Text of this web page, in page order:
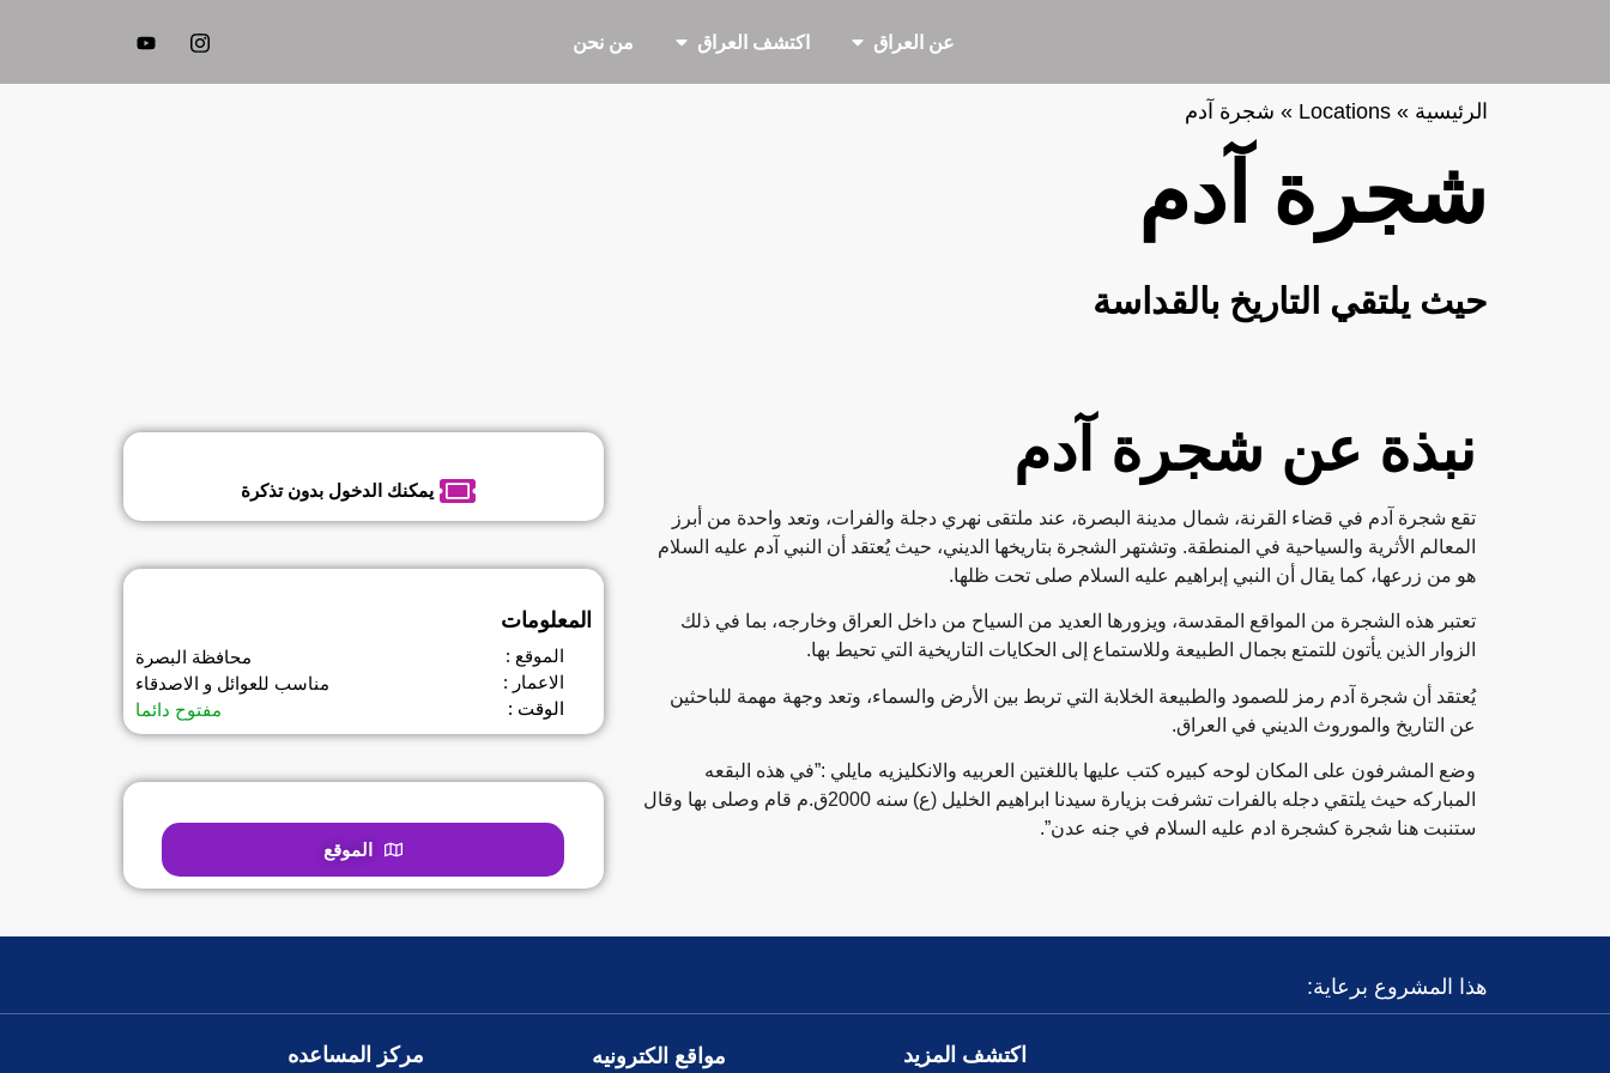
عن العراق اكتشف العراق من نحن
الرئيسية »
Locations
» شجرة آدم
شجرة آدم
حيث يلتقي التاريخ بالقداسة
نبذة عن شجرة آدم
تقع شجرة آدم في قضاء القرنة، شمال مدينة البصرة، عند ملتقى نهري دجلة والفرات، وتعد واحدة من أبرز
المعالم الأثرية والسياحية في المنطقة. وتشتهر الشجرة بتاريخها الديني، حيث يُعتقد أن النبي آدم عليه السلام
هو من زرعها، كما يقال أن النبي إبراهيم عليه السلام صلى تحت ظلها.
تعتبر هذه الشجرة من المواقع المقدسة، ويزورها العديد من السياح من داخل العراق وخارجه، بما في ذلك
الزوار الذين يأتون للتمتع بجمال الطبيعة وللاستماع إلى الحكايات التاريخية التي تحيط بها.
يُعتقد أن شجرة آدم رمز للصمود والطبيعة الخلابة التي تربط بين الأرض والسماء، وتعد وجهة مهمة للباحثين
عن التاريخ والموروث الديني في العراق.
وضع المشرفون على المكان لوحه كبيره كتب عليها باللغتين العربيه والانكليزيه مايلي :”في هذه البقعه
المباركه حيث يلتقي دجله بالفرات تشرفت بزيارة سيدنا ابراهيم الخليل (ع) سنه 2000ق.م قام وصلى بها وقال
ستنبت هنا شجرة كشجرة ادم عليه السلام في جنه عدن”.
يمكنك الدخول بدون تذكرة
المعلومات
الموقع :
محافظة البصرة
الاعمار :
مناسب للعوائل و الاصدقاء
الوقت :
مفتوح دائما
الموقع
هذا المشروع برعاية:
اكتشف المزيد مواقع الكترونيه مركز المساعده